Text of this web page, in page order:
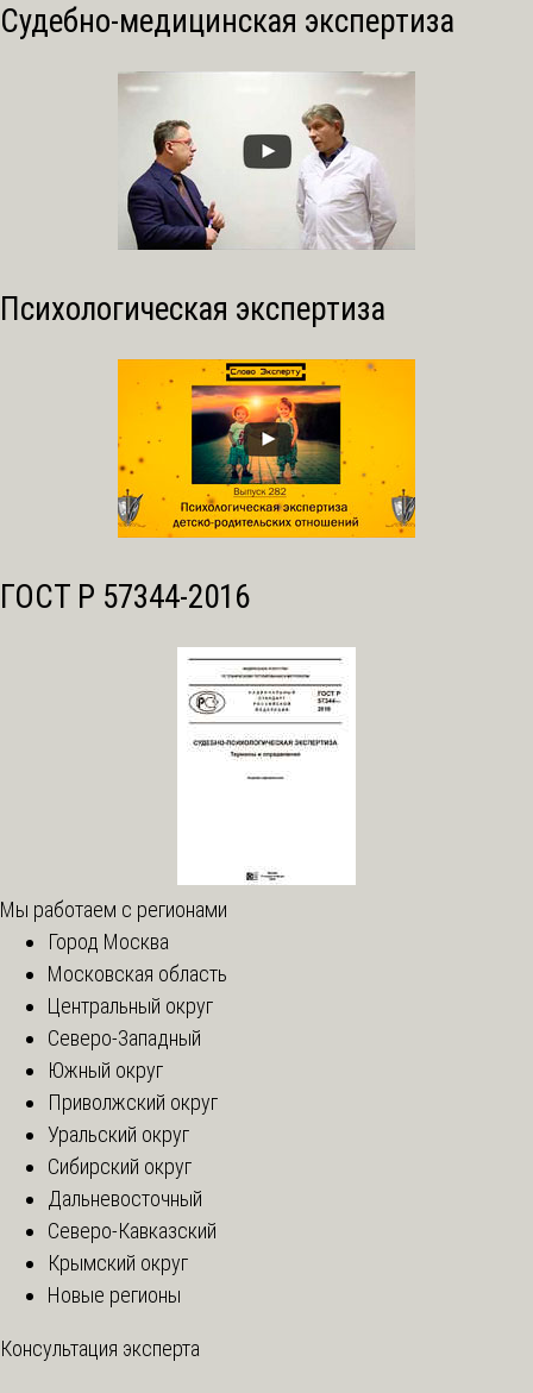
Судебно-медицинская экспертиза
Психологическая экспертиза
ГОСТ Р 57344-2016
Мы работаем с регионами
Город Москва
Московская область
Центральный округ
Северо-Западный
Южный округ
Приволжский округ
Уральский округ
Сибирский округ
Дальневосточный
Северо-Кавказский
Крымский округ
Новые регионы
Консультация эксперта